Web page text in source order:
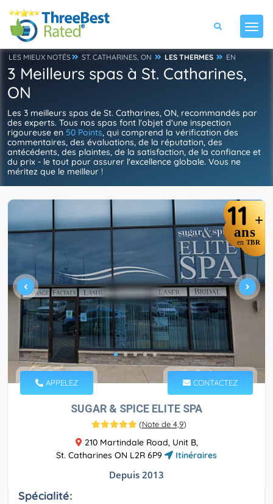
LES MIEUX NOTÉS ST. CATHARINES, ON LES THERMES EN
3 Meilleurs spas à St. Catharines,
ON
Les 3 meilleurs spas de St. Catharines, ON, recommandés par
des experts. Tous nos spas font l'objet d'une inspection
rigoureuse en 50 Points, qui comprend la vérification des
commentaires, des évaluations, de la réputation, des
antécédents, des plaintes, de la satisfaction, de la confiance et
du prix - le tout pour assurer l'excellence globale. Vous ne
méritez que le meilleur !
11 +
ans
en TBR
APPELEZ CONTACTEZ
SUGAR & SPICE ELITE SPA
(Note de 4,9)
210 Martindale Road, Unit B,
St. Catharines ON L2R 6P9
Itinéraires
Depuis 2013
Spécialité: